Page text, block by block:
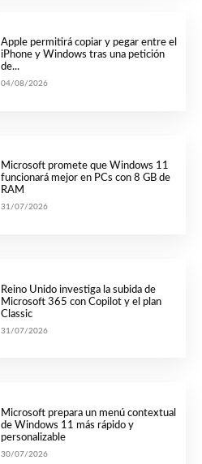
Apple permitirá copiar y pegar entre el
iPhone y Windows tras una petición
de...
04/08/2026
Microsoft promete que Windows 11
funcionará mejor en PCs con 8 GB de
RAM
31/07/2026
Reino Unido investiga la subida de
Microsoft 365 con Copilot y el plan
Classic
31/07/2026
Microsoft prepara un menú contextual
de Windows 11 más rápido y
personalizable
30/07/2026